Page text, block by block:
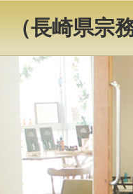
長崎県宗